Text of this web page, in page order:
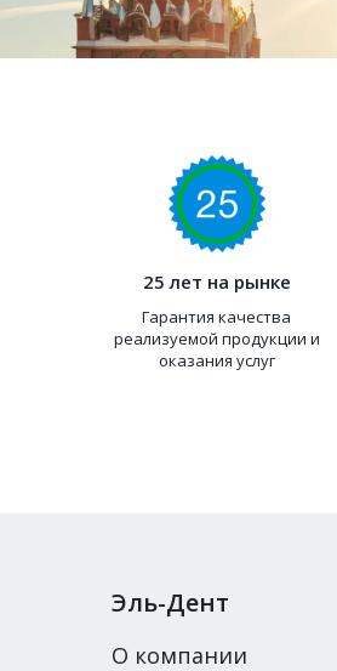
25 лет на рынке
Гарантия качества
реализуемой продукции и
оказания услуг
Эль-Дент
О компании